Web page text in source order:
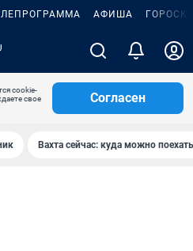
АФИША
cookie-
свое
Согласен
Вахта сейчас: куда можно